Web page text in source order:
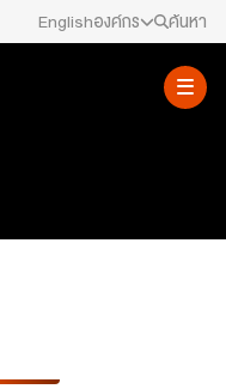
Englishองค์กร ค้นหา